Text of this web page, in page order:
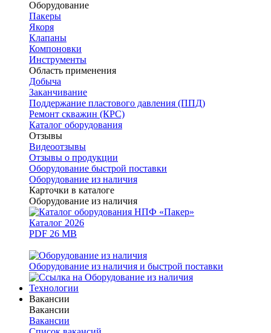
Оборудование
Пакеры
Якоря
Клапаны
Компоновки
Инструменты
Область применения
Добыча
Заканчивание
Поддержание пластового давления (ППД)
Ремонт скважин (КРС)
Каталог оборудования
Отзывы
Видеоотзывы
Отзывы о продукции
Оборудование быстрой поставки
Оборудование из наличия
Карточки в каталоге
Оборудование из наличия
Каталог 2026
PDF 26 MB
Оборудование из наличия и быстрой поставки
Технологии
Вакансии
Вакансии
Вакансии